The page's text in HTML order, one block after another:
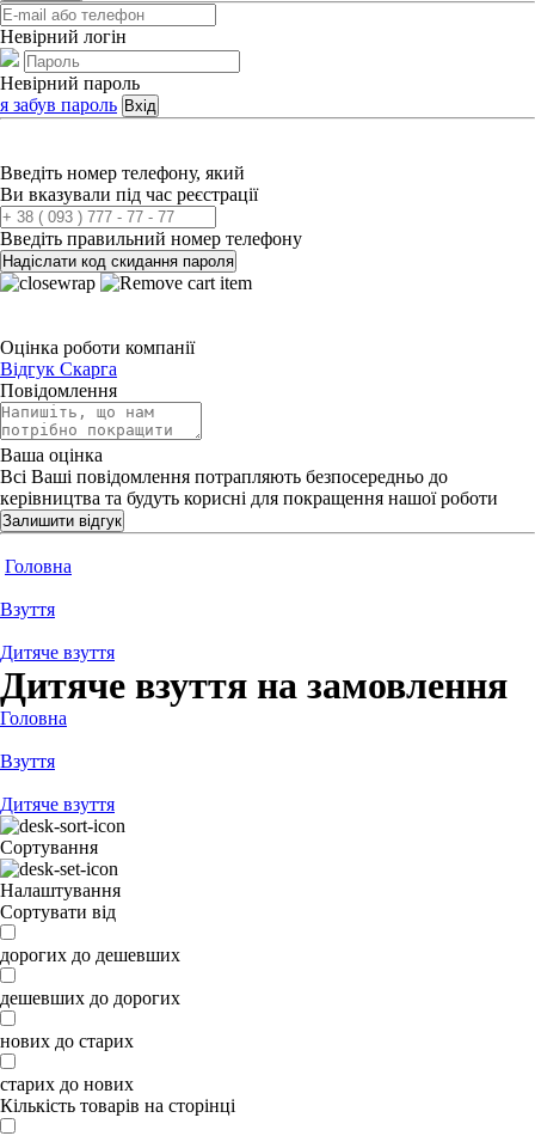
Невірний логін
Невірний пароль
я забув пароль Вхід
Введіть номер телефону, який
Ви вказували під час реєстрації
Введіть правильний номер телефону
Надіслати код скидання пароля
Оцінка роботи компанії
Відгук Скарга
Повідомлення
Ваша оцінка
Всі Ваші повідомлення потрапляють безпосередньо до
керівництва та будуть корисні для покращення нашої роботи
Залишити відгук
Головна
Взуття
Дитяче взуття
Дитяче взуття на замовлення
Головна
Взуття
Дитяче взуття
Сортування
Налаштування
Сортувати від
дорогих до дешевших
дешевших до дорогих
нових до старих
старих до нових
Кількість товарів на сторінці